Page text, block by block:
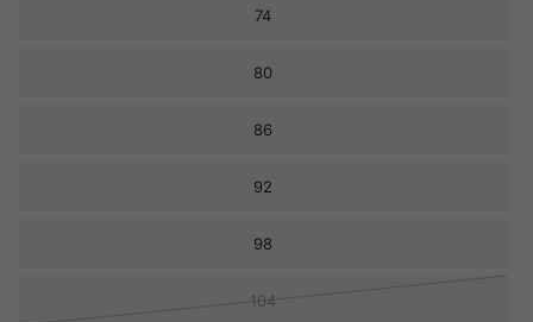
74
80
86
92
98
104